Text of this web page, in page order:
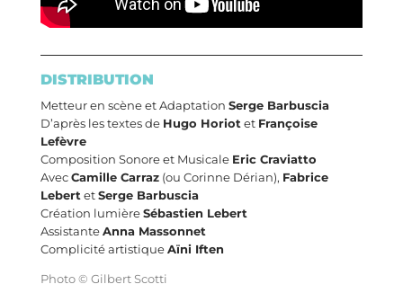
DISTRIBUTION
Metteur en scène et Adaptation Serge Barbuscia
D’après les textes de Hugo Horiot et Françoise
Lefèvre
Composition Sonore et Musicale Eric Craviatto
AvecCamille Carraz(ou Corinne Dérian), Fabrice
Lebert etSerge Barbuscia
Création lumièreSébastien Lebert
AssistanteAnna Massonnet
Complicité artistiqueAïni Iften
Photo © Gilbert Scotti